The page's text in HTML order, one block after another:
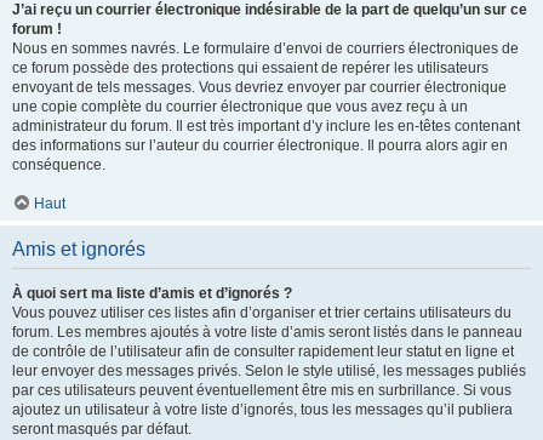
J’ai reçu un courrier électronique indésirable de la part de quelqu’un sur ce
forum !
Nous en sommes navrés. Le formulaire d’envoi de courriers électroniques de
ce forum possède des protections qui essaient de repérer les utilisateurs
envoyant de tels messages. Vous devriez envoyer par courrier électronique
une copie complète du courrier électronique que vous avez reçu à un
administrateur du forum. Il est très important d’y inclure les en-têtes contenant
des informations sur l’auteur du courrier électronique. Il pourra alors agir en
conséquence.
Haut
Amis et ignorés
À quoi sert ma liste d’amis et d’ignorés ?
Vous pouvez utiliser ces listes afin d’organiser et trier certains utilisateurs du
forum. Les membres ajoutés à votre liste d’amis seront listés dans le panneau
de contrôle de l’utilisateur afin de consulter rapidement leur statut en ligne et
leur envoyer des messages privés. Selon le style utilisé, les messages publiés
par ces utilisateurs peuvent éventuellement être mis en surbrillance. Si vous
ajoutez un utilisateur à votre liste d’ignorés, tous les messages qu’il publiera
seront masqués par défaut.